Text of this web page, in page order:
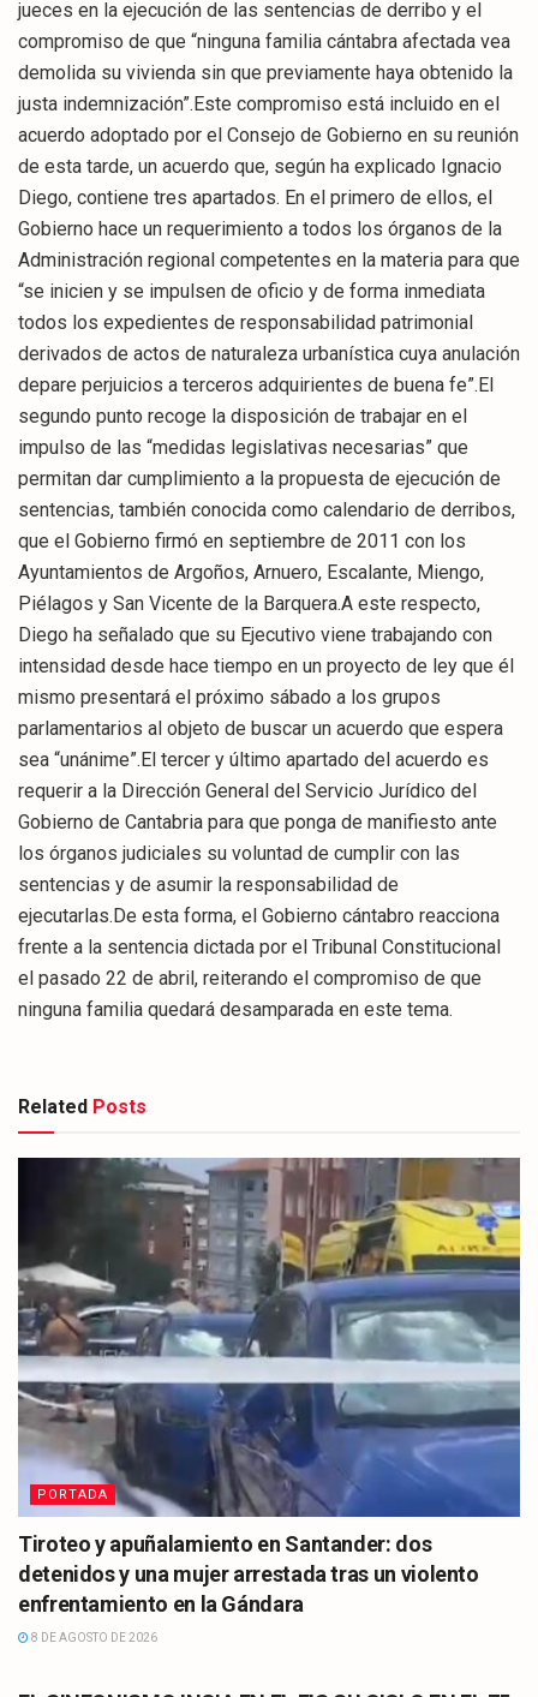
jueces en la ejecución de las sentencias de derribo y el
compromiso de que “ninguna familia cántabra afectada vea
demolida su vivienda sin que previamente haya obtenido la
justa indemnización”.Este compromiso está incluido en el
acuerdo adoptado por el Consejo de Gobierno en su reunión
de esta tarde, un acuerdo que, según ha explicado Ignacio
Diego, contiene tres apartados. En el primero de ellos, el
Gobierno hace un requerimiento a todos los órganos de la
Administración regional competentes en la materia para que
“se inicien y se impulsen de oficio y de forma inmediata
todos los expedientes de responsabilidad patrimonial
derivados de actos de naturaleza urbanística cuya anulación
depare perjuicios a terceros adquirientes de buena fe”.El
segundo punto recoge la disposición de trabajar en el
impulso de las “medidas legislativas necesarias” que
permitan dar cumplimiento a la propuesta de ejecución de
sentencias, también conocida como calendario de derribos,
que el Gobierno firmó en septiembre de 2011 con los
Ayuntamientos de Argoños, Arnuero, Escalante, Miengo,
Piélagos y San Vicente de la Barquera.A este respecto,
Diego ha señalado que su Ejecutivo viene trabajando con
intensidad desde hace tiempo en un proyecto de ley que él
mismo presentará el próximo sábado a los grupos
parlamentarios al objeto de buscar un acuerdo que espera
sea “unánime”.El tercer y último apartado del acuerdo es
requerir a la Dirección General del Servicio Jurídico del
Gobierno de Cantabria para que ponga de manifiesto ante
los órganos judiciales su voluntad de cumplir con las
sentencias y de asumir la responsabilidad de
ejecutarlas.De esta forma, el Gobierno cántabro reacciona
frente a la sentencia dictada por el Tribunal Constitucional
el pasado 22 de abril, reiterando el compromiso de que
ninguna familia quedará desamparada en este tema.
Related Posts
PORTADA
Tiroteo y apuñalamiento en Santander: dos
detenidos y una mujer arrestada tras un violento
enfrentamiento en la Gándara
8 DE AGOSTO DE 2026